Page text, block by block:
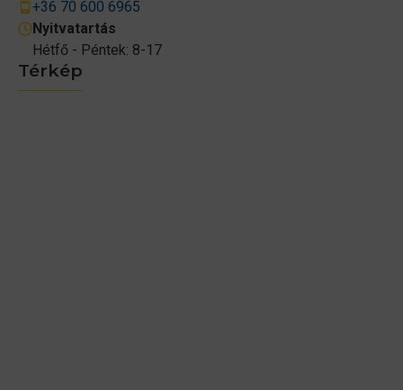
Térkép
+36 70 600 6965
Nyitvatartás
Hétfő - Péntek: 8-17